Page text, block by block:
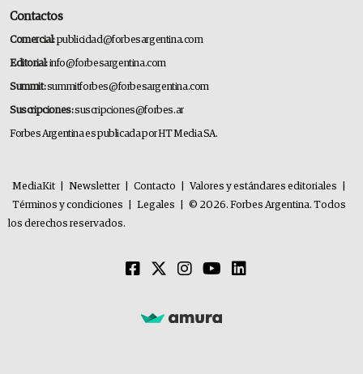
Contactos
Comercial:publicidad@forbesargentina.com
Editorial:info@forbesargentina.com
Summit:summitforbes@forbesargentina.com
Suscripciones:suscripciones@forbes.ar
Forbes Argentina es publicada por HT Media SA.
MediaKit Newsletter Contacto Valores y estándares editoriales
Términos y condiciones
Legales
© 2026. Forbes Argentina. Todos
los derechos reservados.